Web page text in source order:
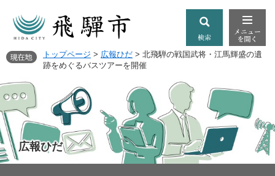
トップページ > 広報ひだ > 北飛騨の戦国武将・江馬輝盛の遺
跡をめぐるバスツアーを開催
広報ひだ